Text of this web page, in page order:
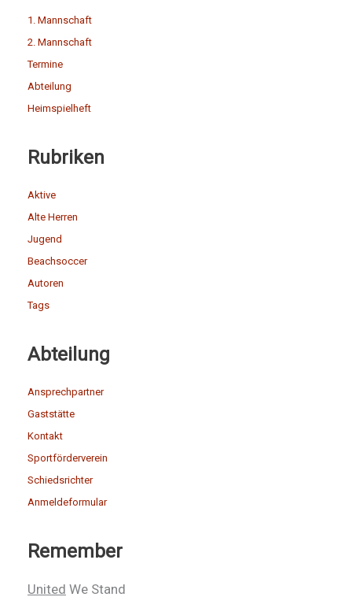
1. Mannschaft
2. Mannschaft
Termine
Abteilung
Heimspielheft
Rubriken
Aktive
Alte Herren
Jugend
Beachsoccer
Autoren
Tags
Abteilung
Ansprechpartner
Gaststätte
Kontakt
Sportförderverein
Schiedsrichter
Anmeldeformular
Remember
United We Stand